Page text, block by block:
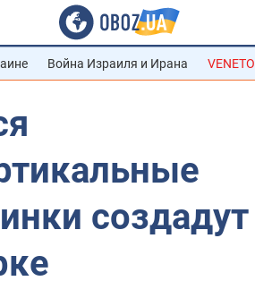
Война Израиля и Ирана VENETO
создадут